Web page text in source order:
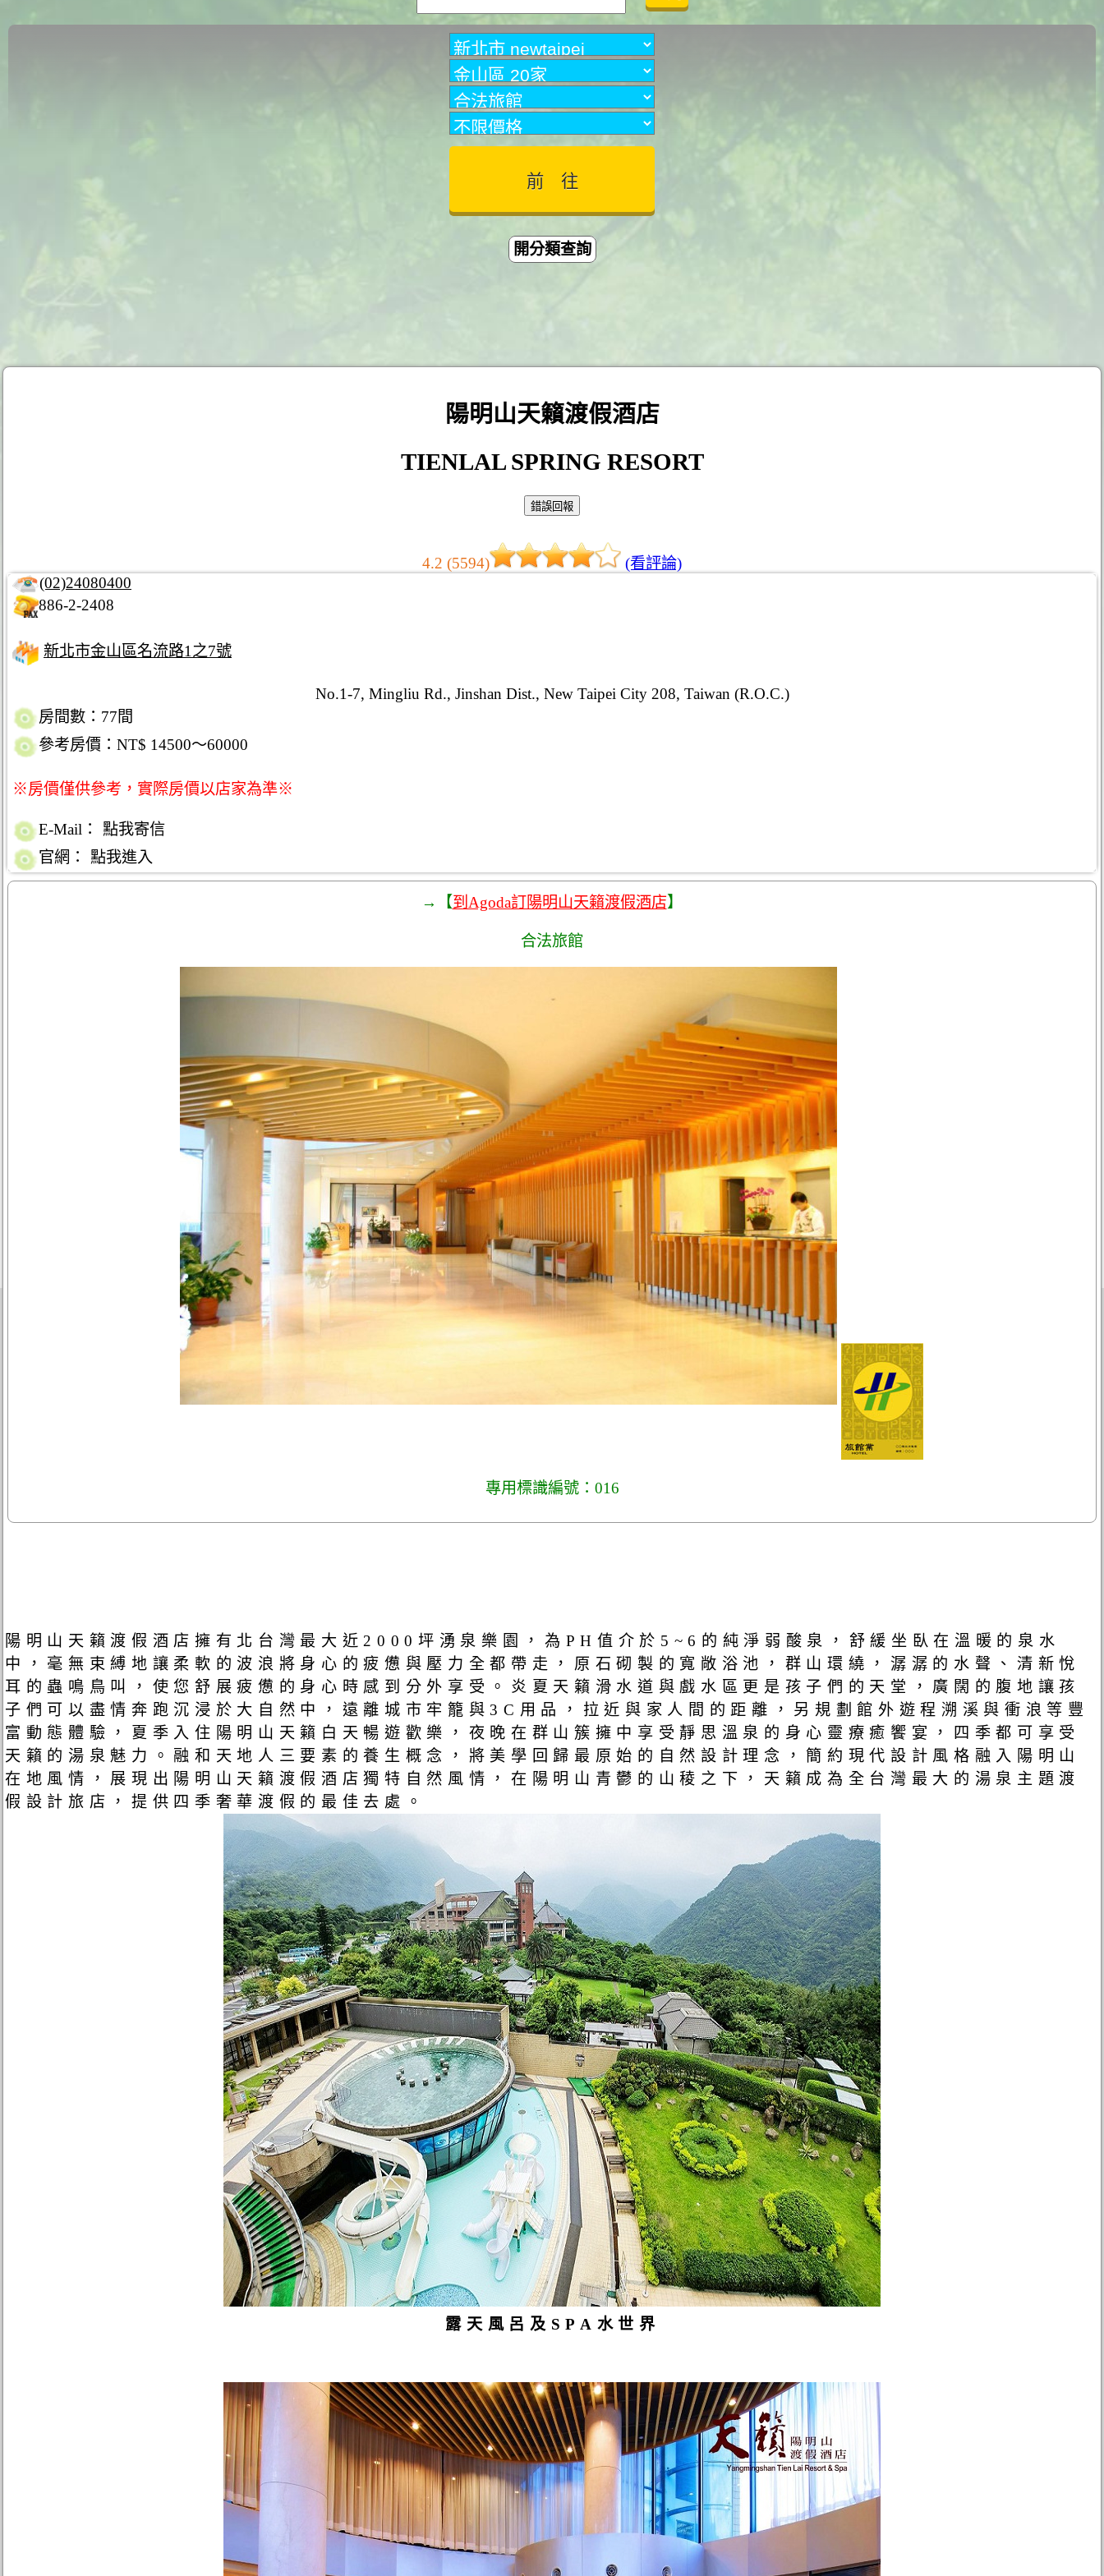
開分類查詢
陽明山天籟渡假酒店
TIENLAL SPRING RESORT
4.2 (5594)
(看評論)
(02)24080400
886-2-2408
新北市金山區名流路1之7號
No.1-7, Mingliu Rd., Jinshan Dist., New Taipei City 208, Taiwan (R.O.C.)
房間數：77間
參考房價：NT$ 14500～60000
※房價僅供參考，實際房價以店家為準※
E-Mail：
點我寄信
官網：
點我進入
→【到Agoda訂陽明山天籟渡假酒店】
合法旅館
專用標識編號：016
陽明山天籟渡假酒店擁有北台灣最大近2000坪湧泉樂園，為PH值介於5~6的純淨弱酸泉，舒緩坐臥在溫暖的泉水
中，毫無束縛地讓柔軟的波浪將身心的疲憊與壓力全都帶走，原石砌製的寬敞浴池，群山環繞，潺潺的水聲、清新悅
耳的蟲鳴鳥叫，使您舒展疲憊的身心時感到分外享受。炎夏天籟滑水道與戲水區更是孩子們的天堂，廣闊的腹地讓孩
子們可以盡情奔跑沉浸於大自然中，遠離城市牢籠與3C用品，拉近與家人間的距離，另規劃館外遊程溯溪與衝浪等豐
富動態體驗，夏季入住陽明山天籟白天暢遊歡樂，夜晚在群山簇擁中享受靜思溫泉的身心靈療癒饗宴，四季都可享受
天籟的湯泉魅力。融和天地人三要素的養生概念，將美學回歸最原始的自然設計理念，簡約現代設計風格融入陽明山
在地風情，展現出陽明山天籟渡假酒店獨特自然風情，在陽明山青鬱的山稜之下，天籟成為全台灣最大的湯泉主題渡
假設計旅店，提供四季奢華渡假的最佳去處。
露天風呂及SPA水世界